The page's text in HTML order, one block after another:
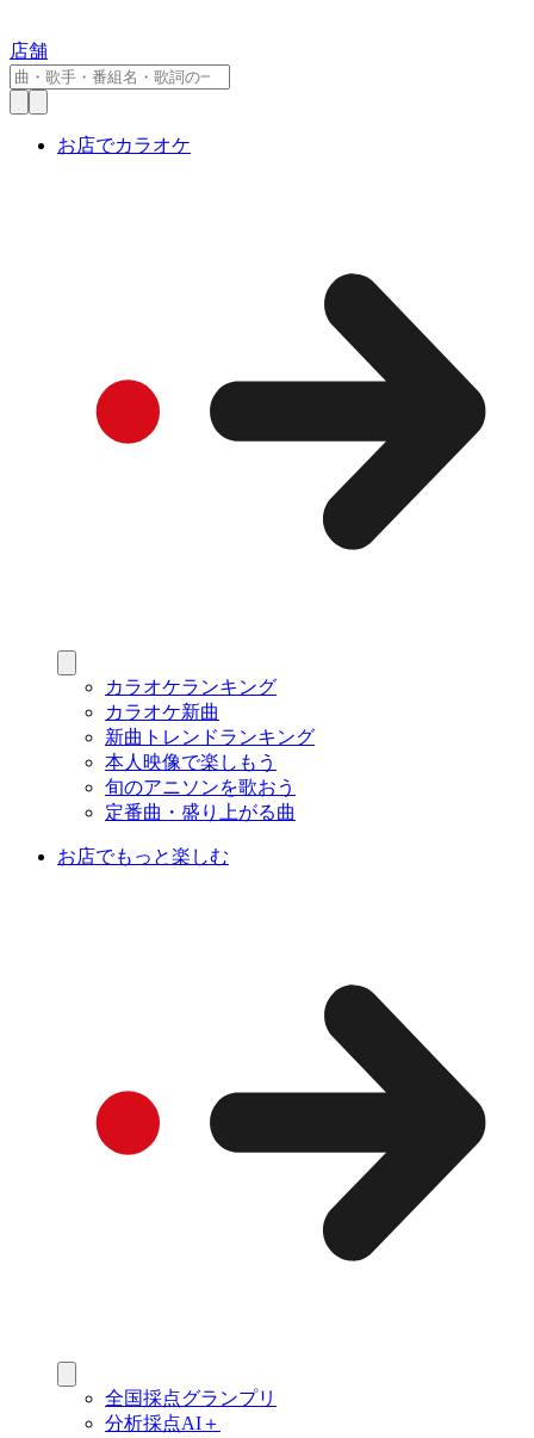
店舗
お店でカラオケ
カラオケランキング
カラオケ新曲
新曲トレンドランキング
本人映像で楽しもう
旬のアニソンを歌おう
定番曲・盛り上がる曲
お店でもっと楽しむ
全国採点グランプリ
分析採点AI＋